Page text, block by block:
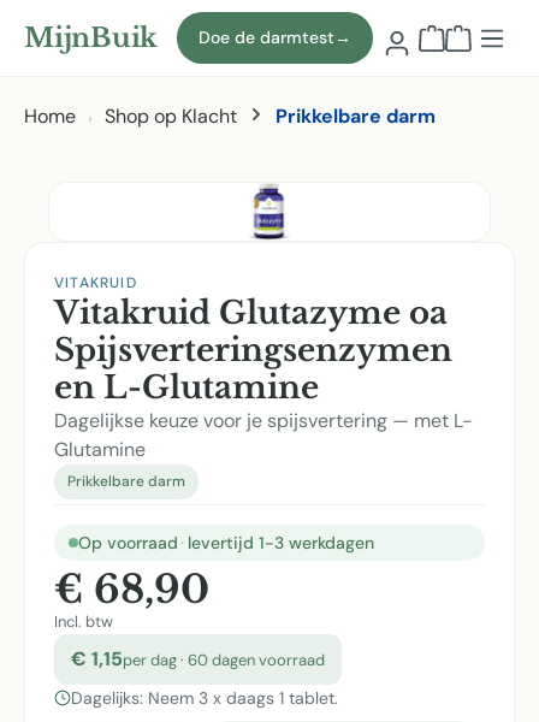
Naar hoofdinhoud
MijnBuik Doe de darmtest→
Home Shop op Klacht Prikkelbare darm
VITAKRUID
Vitakruid Glutazyme oa
Spijsverteringsenzymen
en L-Glutamine
Dagelijkse keuze voor je spijsvertering — met L-
Glutamine
Prikkelbare darm
Op voorraad · levertijd 1-3 werkdagen
€ 68,90
Incl. btw
€ 1,15per dag · 60 dagen voorraad
Dagelijks: Neem 3 x daags 1 tablet.